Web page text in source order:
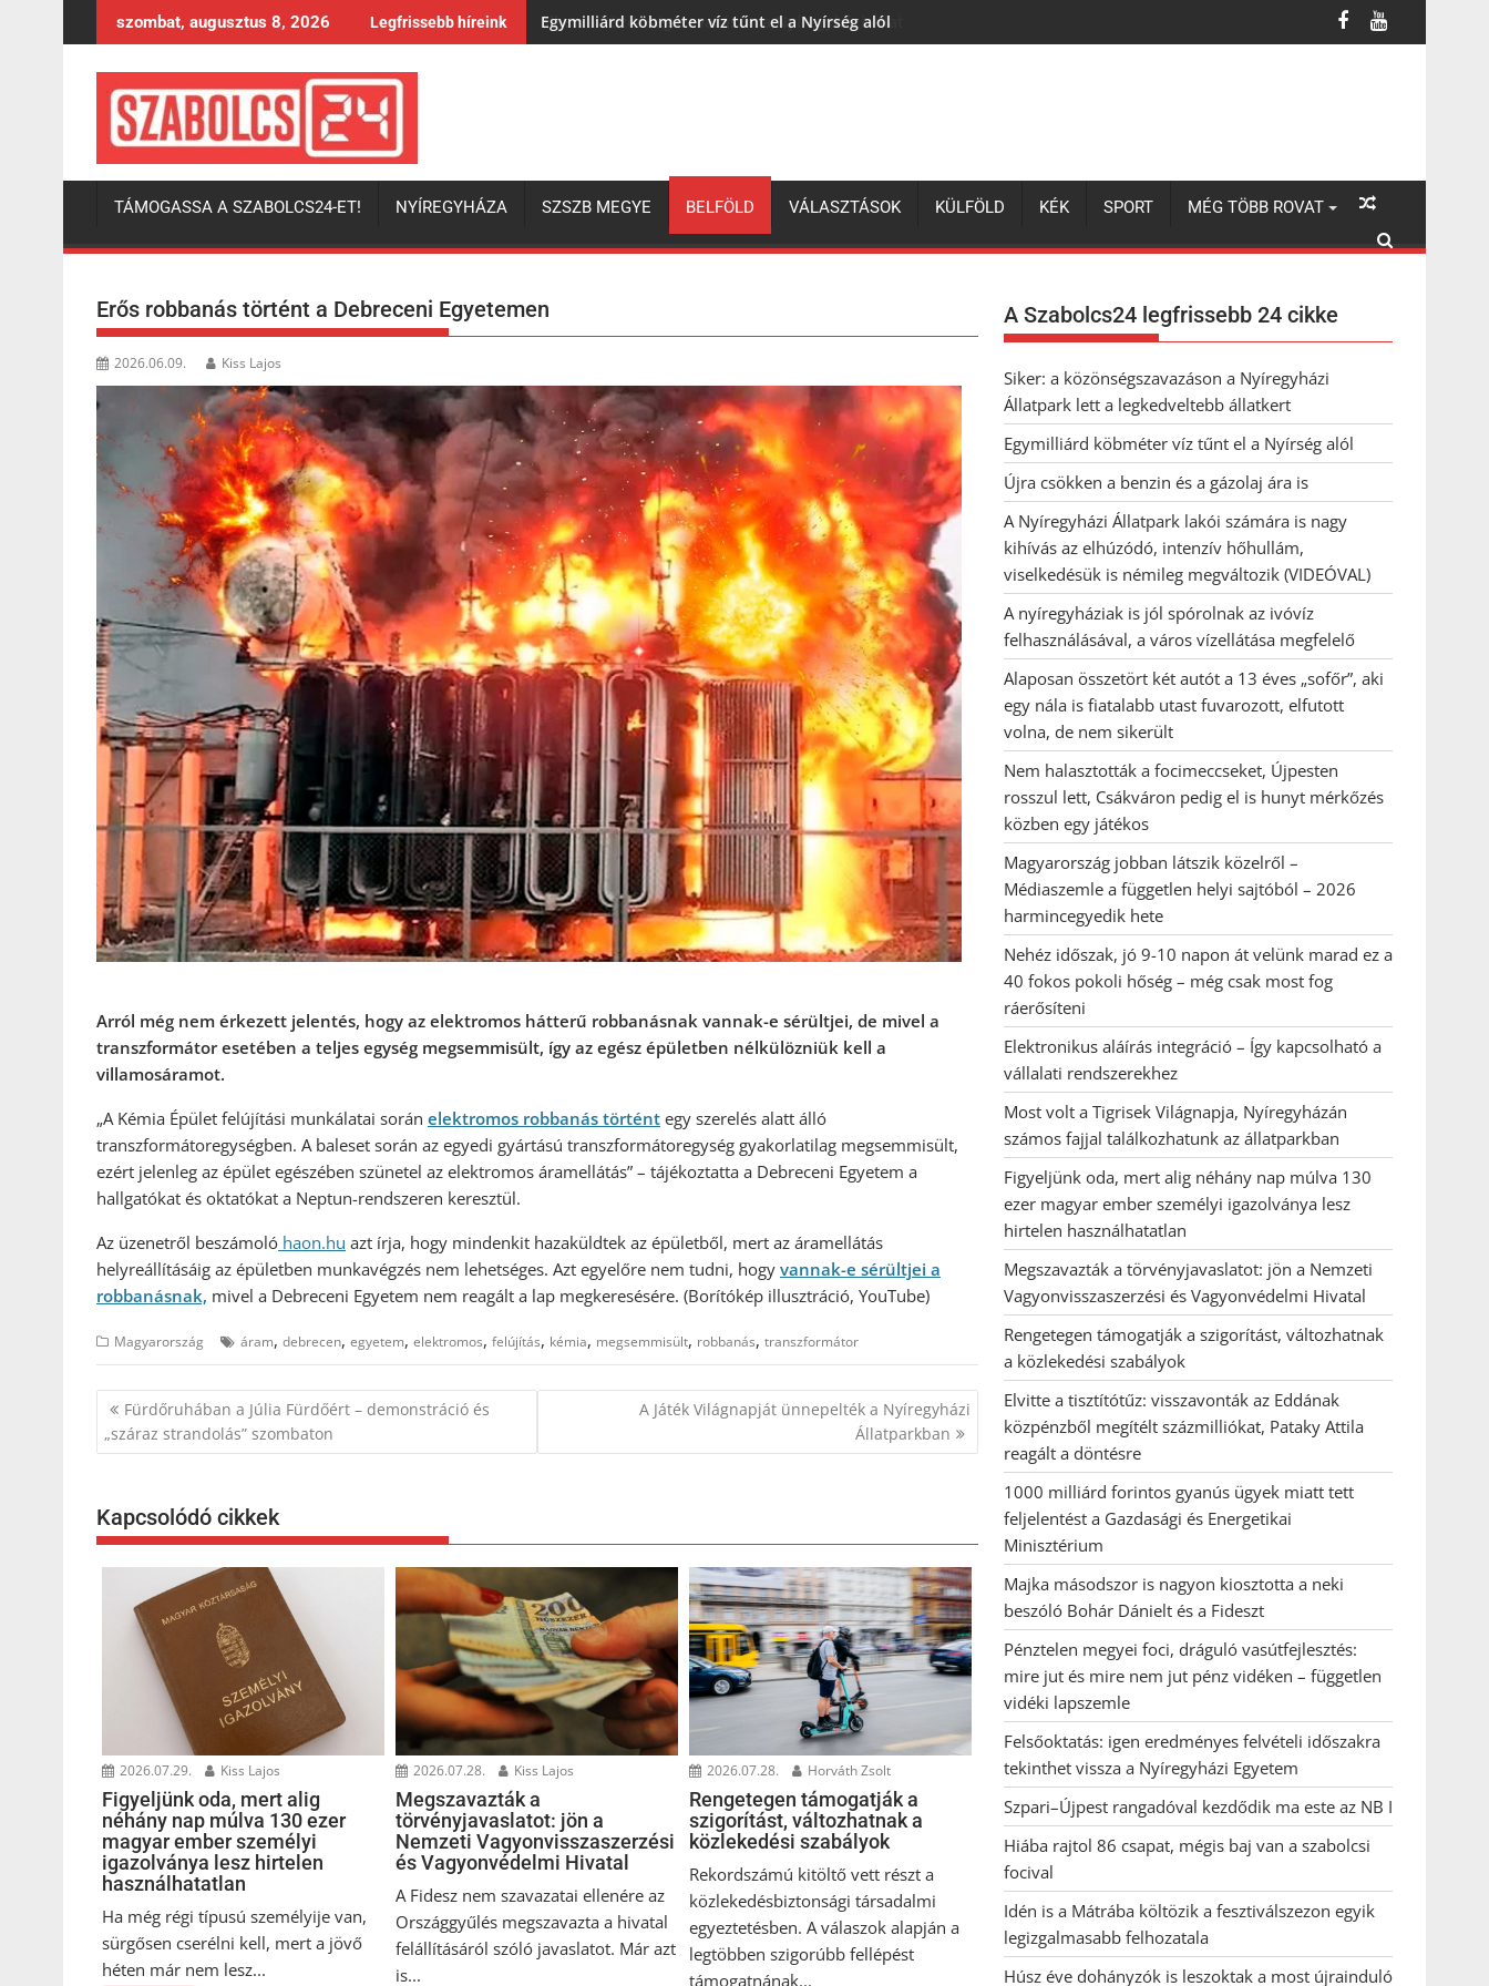
to
szombat, augusztus 8, 2026 Legfrissebb híreink Egymilliárd köbméter víz tűnt el a Nyírség alól
TÁMOGASSA A SZABOLCS24-ET! NYÍREGYHÁZA SZSZB MEGYE BELFÖLD VÁLASZTÁSOK KÜLFÖLD KÉK SPORT MÉG TÖBB ROVAT
Erős robbanás történt a Debreceni Egyetemen
2026.06.09. Kiss Lajos
Arról még nem érkezett jelentés, hogy az elektromos hátterű robbanásnak vannak-e sérültjei, de mivel a
transzformátor esetében a teljes egység megsemmisült, így az egész épületben nélkülözniük kell a
villamosáramot.
„A Kémia Épület felújítási munkálatai során elektromos robbanás történt egy szerelés alatt álló
transzformátoregységben. A baleset során az egyedi gyártású transzformátoregység gyakorlatilag megsemmisült,
ezért jelenleg az épület egészében szünetel az elektromos áramellátás” – tájékoztatta a Debreceni Egyetem a
hallgatókat és oktatókat a Neptun-rendszeren keresztül.
Az üzenetről beszámoló haon.hu azt írja, hogy mindenkit hazaküldtek az épületből, mert az áramellátás
helyreállításáig az épületben munkavégzés nem lehetséges. Azt egyelőre nem tudni, hogy vannak-e sérültjei a
robbanásnak, mivel a Debreceni Egyetem nem reagált a lap megkeresésére. (Borítókép illusztráció, YouTube)
Magyarország áram, debrecen, egyetem, elektromos, felújítás, kémia, megsemmisült, robbanás, transzformátor
Bejegyzés
navigáció
Fürdőruhában a Júlia Fürdőért – demonstráció és
„száraz strandolás” szombaton
A Játék Világnapját ünnepelték a Nyíregyházi
Állatparkban
Kapcsolódó cikkek
2026.07.29. Kiss Lajos
Figyeljünk oda, mert alig
néhány nap múlva 130 ezer
magyar ember személyi
igazolványa lesz hirtelen
használhatatlan
Ha még régi típusú személyije van,
sürgősen cserélni kell, mert a jövő
héten már nem lesz...
2026.07.28. Kiss Lajos
Megszavazták a
törvényjavaslatot: jön a
Nemzeti Vagyonvisszaszerzési
és Vagyonvédelmi Hivatal
A Fidesz nem szavazatai ellenére az
Országgyűlés megszavazta a hivatal
felállításáról szóló javaslatot. Már azt
is...
2026.07.28. Horváth Zsolt
Rengetegen támogatják a
szigorítást, változhatnak a
közlekedési szabályok
Rekordszámú kitöltő vett részt a
közlekedésbiztonsági társadalmi
egyeztetésben. A válaszok alapján a
legtöbben szigorúbb fellépést
támogatnának...
A Szabolcs24 legfrissebb 24 cikke
Siker: a közönségszavazáson a Nyíregyházi
Állatpark lett a legkedveltebb állatkert
Egymilliárd köbméter víz tűnt el a Nyírség alól
Újra csökken a benzin és a gázolaj ára is
A Nyíregyházi Állatpark lakói számára is nagy
kihívás az elhúzódó, intenzív hőhullám,
viselkedésük is némileg megváltozik (VIDEÓVAL)
A nyíregyháziak is jól spórolnak az ivóvíz
felhasználásával, a város vízellátása megfelelő
Alaposan összetört két autót a 13 éves „sofőr”, aki
egy nála is fiatalabb utast fuvarozott, elfutott
volna, de nem sikerült
Nem halasztották a focimeccseket, Újpesten
rosszul lett, Csákváron pedig el is hunyt mérkőzés
közben egy játékos
Magyarország jobban látszik közelről –
Médiaszemle a független helyi sajtóból – 2026
harmincegyedik hete
Nehéz időszak, jó 9-10 napon át velünk marad ez a
40 fokos pokoli hőség – még csak most fog
ráerősíteni
Elektronikus aláírás integráció – Így kapcsolható a
vállalati rendszerekhez
Most volt a Tigrisek Világnapja, Nyíregyházán
számos fajjal találkozhatunk az állatparkban
Figyeljünk oda, mert alig néhány nap múlva 130
ezer magyar ember személyi igazolványa lesz
hirtelen használhatatlan
Megszavazták a törvényjavaslatot: jön a Nemzeti
Vagyonvisszaszerzési és Vagyonvédelmi Hivatal
Rengetegen támogatják a szigorítást, változhatnak
a közlekedési szabályok
Elvitte a tisztítótűz: visszavonták az Eddának
közpénzből megítélt százmilliókat, Pataky Attila
reagált a döntésre
1000 milliárd forintos gyanús ügyek miatt tett
feljelentést a Gazdasági és Energetikai
Minisztérium
Majka másodszor is nagyon kiosztotta a neki
beszóló Bohár Dánielt és a Fideszt
Pénztelen megyei foci, dráguló vasútfejlesztés:
mire jut és mire nem jut pénz vidéken – független
vidéki lapszemle
Felsőoktatás: igen eredményes felvételi időszakra
tekinthet vissza a Nyíregyházi Egyetem
Szpari–Újpest rangadóval kezdődik ma este az NB I
Hiába rajtol 86 csapat, mégis baj van a szabolcsi
focival
Idén is a Mátrába költözik a fesztiválszezon egyik
legizgalmasabb felhozatala
Húsz éve dohányzók is leszoktak a most újrainduló